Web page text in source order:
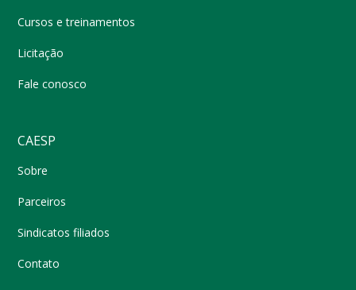
Cursos e treinamentos
Licitação
Fale conosco
CAESP
Sobre
Parceiros
Sindicatos filiados
Contato